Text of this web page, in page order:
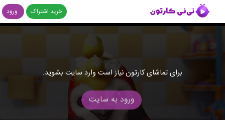
خرید اشتراک ورود
برای تماشای کارتون نیاز است وارد سایت بشوید.
ورود به سایت